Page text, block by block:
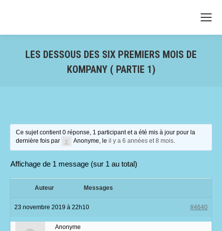
LES DESSOUS DES SIX PREMIERS MOIS DE
KOMPANY ( PARTIE 1)
Ce sujet contient 0 réponse, 1 participant et a été mis à jour pour la
dernière fois par
Anonyme, le il y a 6 années et 8 mois.
Affichage de 1 message (sur 1 au total)
Auteur Messages
23 novembre 2019 à 22h10 #4640
Anonyme